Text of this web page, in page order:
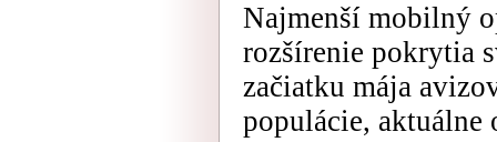
Najmenší mobilný
rozšírenie pokrytia
začiatku mája
populácie,